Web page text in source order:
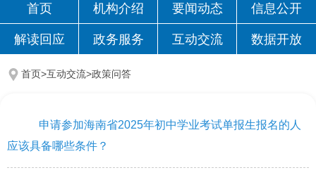
首页 机构介绍 要闻动态 信息公开
解读回应 政务服务 互动交流 数据开放
首页>互动交流>政策问答
申请参加海南省2025年初中学业考试单报生报名的人
应该具备哪些条件？